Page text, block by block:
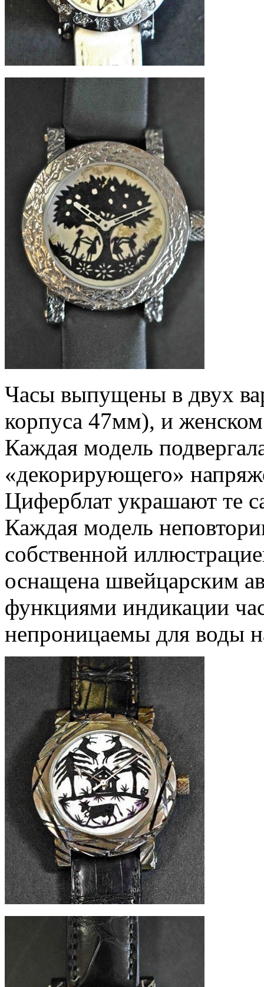
Часы выпущены в двух
корпуса 47мм), и
Каждая модель
«декорирующего»
Циферблат украшают те
Каждая модель
собственной
оснащена швейцарским
функциями индикации
непроницаемы для воды